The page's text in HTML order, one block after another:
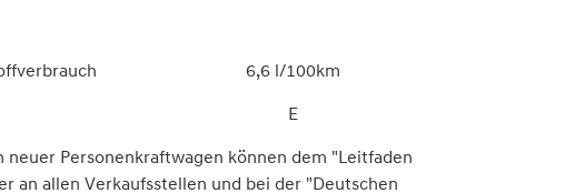
6,6 l/100km
E
Personenkraftwagen können dem "Leitfaden
an allen Verkaufsstellen und bei der "Deutschen